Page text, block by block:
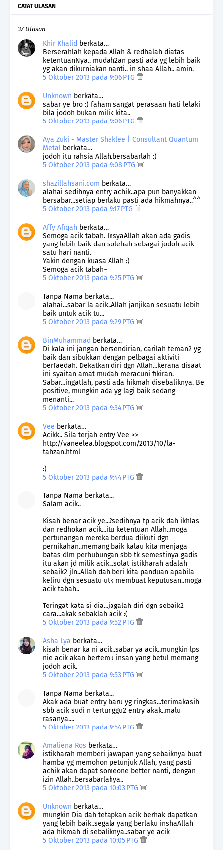
CATAT ULASAN
37 Ulasan
Khir Khalid berkata…
Berserahlah kepada Allah & redhalah diatas
ketentuanNya.. mudah2an pasti ada yg lebih baik
yg akan dikurniakan nanti.. in shaa Allah.. amin.
5 Oktober 2013 pada 9:06 PTG
Unknown berkata…
sabar ye bro :) faham sangat perasaan hati lelaki
bila jodoh bukan milik kita..
5 Oktober 2013 pada 9:06 PTG
Aya Zuki - Master Shaklee | Consultant Quantum
Metal berkata…
jodoh itu rahsia Allah.bersabarlah :)
5 Oktober 2013 pada 9:08 PTG
shazillahsani.com berkata…
alahai sedihnya entry achik..apa pun banyakkan
bersabar...setiap berlaku pasti ada hikmahnya..^^
5 Oktober 2013 pada 9:17 PTG
Affy Afiqah berkata…
Semoga acik tabah. InsyaAllah akan ada gadis
yang lebih baik dan solehah sebagai jodoh acik
satu hari nanti.
Yakin dengan kuasa Allah :)
Semoga acik tabah~
5 Oktober 2013 pada 9:25 PTG
Tanpa Nama berkata…
alahai...sabar la acik..Allah janjikan sesuatu lebih
baik untuk acik tu...
5 Oktober 2013 pada 9:29 PTG
BinMuhammad berkata…
Di kala ini jangan bersendirian, carilah teman2 yg
baik dan sibukkan dengan pelbagai aktiviti
berfaedah. Dekatkan diri dgn Allah...kerana disaat
ini syaitan amat mudah meracuni fikiran.
Sabar...ingatlah, pasti ada hikmah disebaliknya. Be
positive, mungkin ada yg lagi baik sedang
menanti...
5 Oktober 2013 pada 9:34 PTG
Vee berkata…
Acikk.. Sila terjah entry Vee >>
http://vaneelea.blogspot.com/2013/10/la-
tahzan.html
:)
5 Oktober 2013 pada 9:44 PTG
Tanpa Nama berkata…
Salam acik..
Kisah benar acik ye...?sedihnya tp acik dah ikhlas
dan redhokan acik...itu ketentuan Allah..moga
pertunangan mereka berdua diikuti dgn
pernikahan..memang baik kalau kita menjaga
batas dlm perhubungan sbb tk semestinya gadis
itu akan jd milik acik...solat istikharah adalah
sebaik2 jln..Allah dah beri kita panduan apabila
keliru dgn sesuatu utk membuat keputusan..moga
acik tabah..
Teringat kata si dia...jagalah diri dgn sebaik2
cara...akak sebaklah acik :(
5 Oktober 2013 pada 9:52 PTG
Asha Lya berkata…
kisah benar ka ni acik..sabar ya acik..mungkin lps
nie acik akan bertemu insan yang betul memang
jodoh acik.
5 Oktober 2013 pada 9:53 PTG
Tanpa Nama berkata…
Akak ada buat entry baru yg ringkas...terimakasih
sbb acik sudi n tertunggu2 entry akak..malu
rasanya....
5 Oktober 2013 pada 9:54 PTG
Amaliena Ros berkata…
istikharah memberi jawapan yang sebaiknya buat
hamba yg memohon petunjuk Allah, yang pasti
achik akan dapat someone better nanti, dengan
izin Allah..bersabarlahya..
5 Oktober 2013 pada 10:03 PTG
Unknown berkata…
mungkin Dia dah tetapkan acik berhak dapatkan
yang lebih baik..segala yang berlaku inshaAllah
ada hikmah di sebaliknya..sabar ye acik
5 Oktober 2013 pada 10:05 PTG